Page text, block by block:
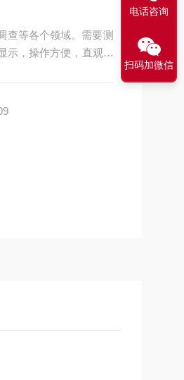
查等各个领域。需要测
示，操作方便，直观简
电话咨询
扫码加微信